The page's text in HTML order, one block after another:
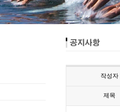
작성자
제목